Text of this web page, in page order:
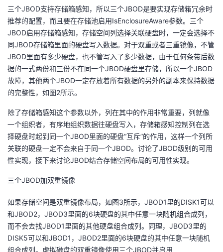
三个JBOD支持存储箱感知，所以三个JBOD是要实现存储箱冗余时
推荐的配置，而且要在存储池启用IsEnclosureAware参数。三个
JBOD启用存储箱感知，存储空间列选择关联硬盘时，一定会选择不
同JBOD存储箱里面的硬盘写入数据。对于双重或者三重镜像，不管
JBOD里面有多少硬盘，也不管写入了多少数据，由于任何条带后数
据的一式两份和三份不在同一个JBOD硬盘里存储，所以一个JBOD
故障，其他两个JBOD一定存放着所有数据的另外的副本来保持数据
的完整性，如图2所示。
除了存储箱感知这个参数以外，列在其中的作用非常重要，列就像
一个组织者，有序地组织数据往硬盘写入，存储箱感知控制列在选
择硬盘时起到同一个JBOD里面的硬盘“互斥”的作用，这样一个列所
关联的硬盘一定不会来自于同一个JBOD。讨论了JBOD级别的可用
性实现，接下来讨论JBOD结合存储空间布局的可用性实现。
三个JBOD加双重镜像
如果存储空间是双重镜像布局，如图3所示，JBOD1里的DISK1可以
和JBOD2，JBOD3里面的6块硬盘的其中任意一块随机组合成列，
而不会去找JBOD1里面的其他硬盘组合成列。同理，JBOD3里的
DISK5可以和JBOD1，JBOD2里面的6块硬盘的其中任意一块随机
组合成列。虚拟磁盘的双重镜像使用三个JBOD并启用